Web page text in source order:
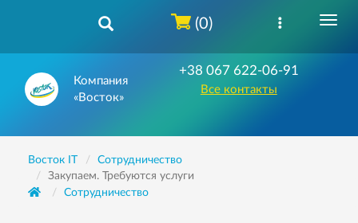
Компания
«Восток»
+38 067 622-06-91
Все контакты
(0)
Восток IT
Сотрудничество
Закупаем. Требуются услуги
Сотрудничество